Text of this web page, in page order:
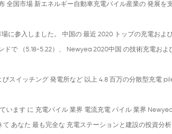
全国市場 新エネルギー自動車充電パイル産業の 発展を
に参入しました。 中国の 最近 2020 トップの充電およ
で （5.18-5.22）、 Newyea 2020中国 の技術充電およ
スイッチング 発電所など 以上 4.8 百万の分散型充電
います に 充電パイル 業界 電流充電 パイル 業界
あなた 最も完全な 充電ステーションと建設の投資分